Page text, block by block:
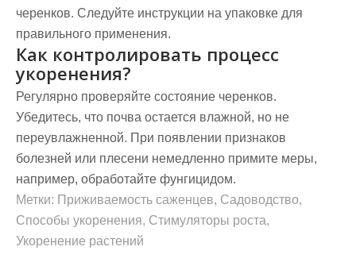
черенков. Следуйте инструкции на упаковке для
правильного применения.
Как контролировать процесс
укоренения?
Регулярно проверяйте состояние черенков.
Убедитесь, что почва остается влажной, но не
переувлажненной. При появлении признаков
болезней или плесени немедленно примите меры,
например, обработайте фунгицидом.
Метки: Приживаемость саженцев, Садоводство,
Способы укоренения, Стимуляторы роста,
Укоренение растений